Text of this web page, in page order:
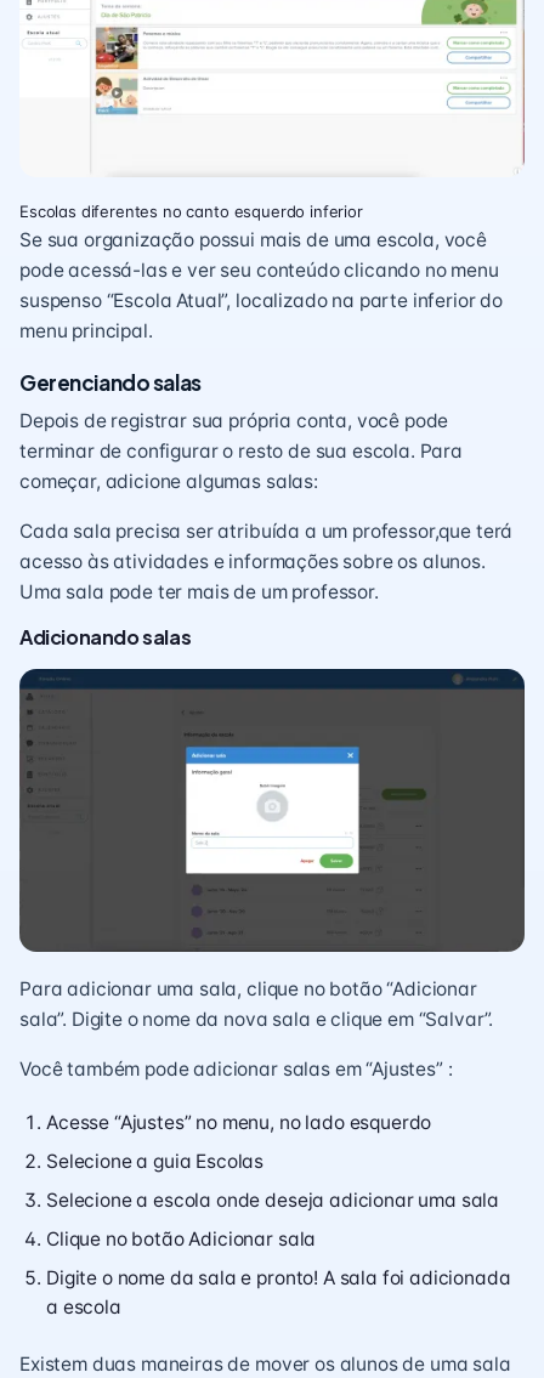
Escolas diferentes no canto esquerdo inferior
Se sua organização possui mais de uma escola, você
pode acessá-las e ver seu conteúdo clicando no menu
suspenso “Escola Atual”, localizado na parte inferior do
menu principal.
Gerenciando salas
Depois de registrar sua própria conta, você pode
terminar de configurar o resto de sua escola. Para
começar, adicione algumas salas:
Cada sala precisa ser atribuída a um professor,que terá
acesso às atividades e informações sobre os alunos.
Uma sala pode ter mais de um professor.
Adicionando salas
Para adicionar uma sala, clique no botão “Adicionar
sala”. Digite o nome da nova sala e clique em “Salvar”.
Você também pode adicionar salas em “Ajustes” :
Acesse “Ajustes” no menu, no lado esquerdo
Selecione a guia Escolas
Selecione a escola onde deseja adicionar uma sala
Clique no botão Adicionar sala
Digite o nome da sala e pronto! A sala foi adicionada
a escola
Existem duas maneiras de mover os alunos de uma sala